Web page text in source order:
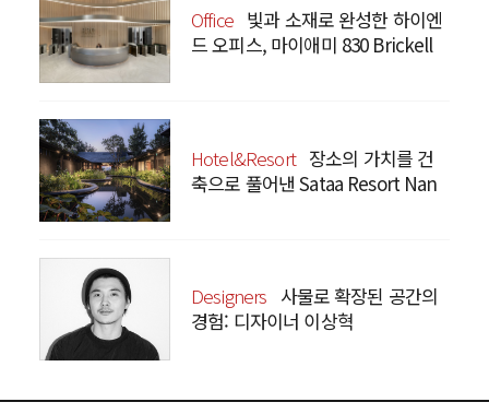
Office 빛과 소재로 완성한 하이엔
드 오피스, 마이애미 830 Brickell
Hotel&Resort 장소의 가치를 건
축으로 풀어낸 Sataa Resort Nan
Designers 사물로 확장된 공간의
경험: 디자이너 이상혁